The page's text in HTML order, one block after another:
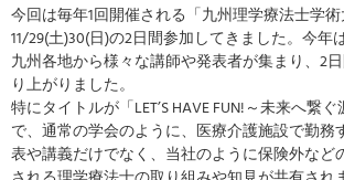
今回は毎年1回開催される「九州理学療法士学
11/29(土)30(日)の2日間参加してきました。今年
九州各地から様々な講師や発表者が集まり、2
り上がりました。
特にタイトルが「LET’S HAVE FUN!～未来へ繋
で、通常の学会のように、医療介護施設で勤務
表や講義だけでなく、当社のように保険外など